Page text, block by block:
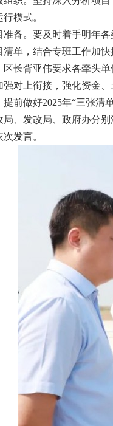
模式。
准备。要及时着手明年
清单，结合专班工作加
区长胥亚伟要求各牵头
强对上衔接，强化资金
前做好2025年“三张清
局、发改局、政府办分
发言。